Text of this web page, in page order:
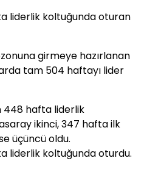
liderlik koltuğunda oturan
girmeye hazırlanan
tam 504 haftayı lider
448 hafta liderlik
ikinci, 347 hafta ilk
üçüncü oldu.
liderlik koltuğunda oturdu.